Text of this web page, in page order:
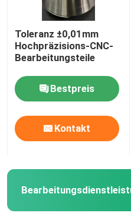
Herstellung von
Dienstleistungen im
Wire EDM-
Toleranz ±0,01mm
Hochpräzisions-CNC-
Bearbeitungsteile
Bestpreis
Kontakt